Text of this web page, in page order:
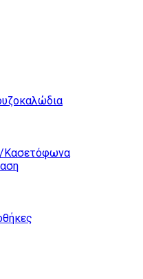
Κασετόφωνα